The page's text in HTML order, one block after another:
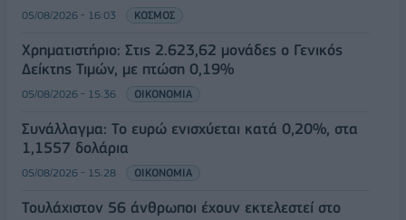
05/08/2026 - 16:03 ΚΟΣΜΟΣ
Χρηματιστήριο: Στις 2.623,62 μονάδες ο Γενικός
Δείκτης Τιμών, με πτώση 0,19%
05/08/2026 - 15:36 ΟΙΚΟΝΟΜΙΑ
Συνάλλαγμα: Το ευρώ ενισχύεται κατά 0,20%, στα
1,1557 δολάρια
05/08/2026 - 15:28 ΟΙΚΟΝΟΜΙΑ
Τουλάχιστον 56 άνθρωποι έχουν εκτελεστεί στο